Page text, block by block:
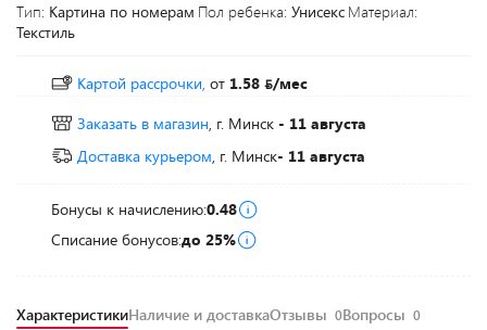
Тип: Картина по номерам Пол ребенка: Унисекс Материал:
Текстиль
Картой рассрочки, от 1.58
/мес
Заказать в магазин, г. Минск - 11 августа
Доставка курьером, г. Минск- 11 августа
Бонусы к начислению:0.48
Списание бонусов:до 25%
ХарактеристикиНаличие и доставкаОтзывы 0Вопросы 0